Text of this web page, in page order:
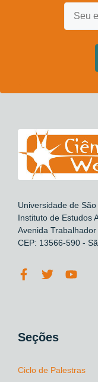
Universidade de
Instituto de Estudos
Avenida
CEP: 13566-590 -
Seções
Ciclo de Palestras